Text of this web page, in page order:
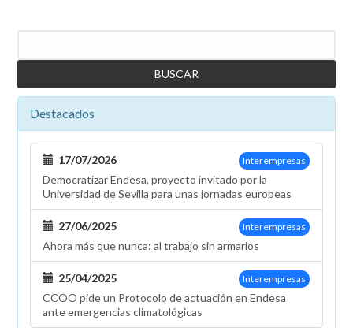
Destacados
Interempresas
17/07/2026
Democratizar Endesa, proyecto invitado por la
Universidad de Sevilla para unas jornadas europeas
Interempresas
27/06/2025
Ahora más que nunca: al trabajo sin armarios
Interempresas
25/04/2025
CCOO pide un Protocolo de actuación en Endesa
ante emergencias climatológicas